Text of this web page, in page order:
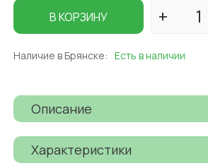
В КОРЗИНУ
Наличие в Брянске: Есть в наличии
Описание
Характеристики